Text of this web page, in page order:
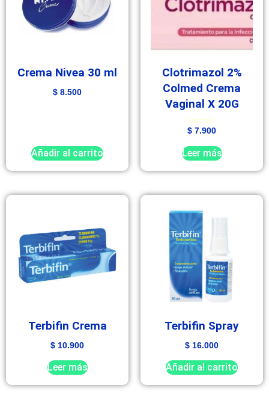
Crema Nivea 30 ml
$ 8.500
Añadir al carrito
Clotrimazol 2%
Colmed Crema
Vaginal X 20G
Valorado
con
$ 7.900
Leer más
Terbifin Crema
$ 10.900
Leer más
Terbifin Spray
$ 16.000
Añadir al carrito